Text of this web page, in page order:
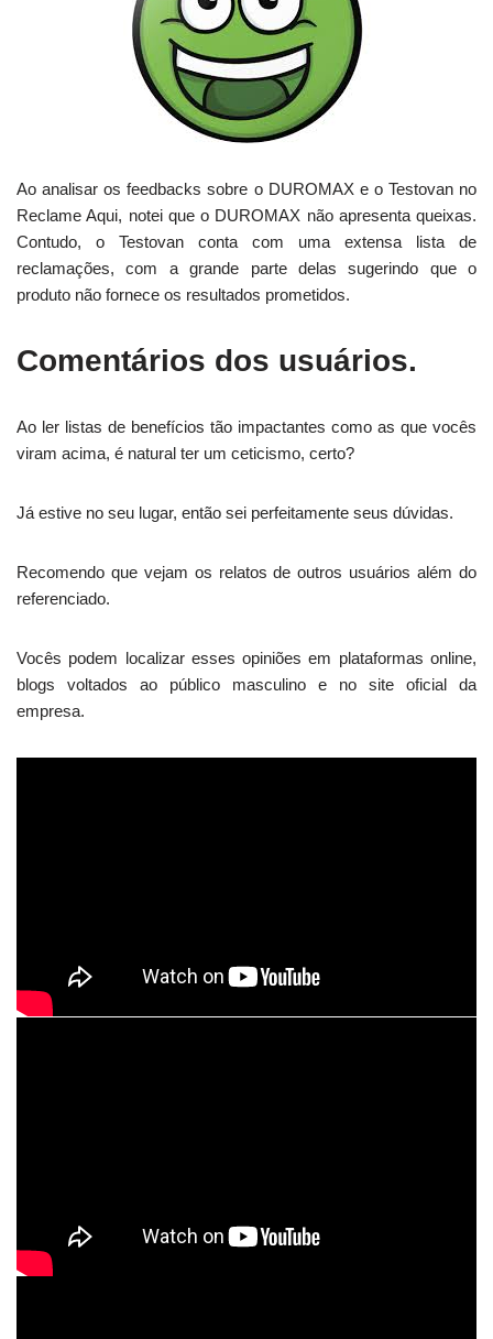
Ao analisar os feedbacks sobre o DUROMAX e o Testovan no
Reclame Aqui, notei que o DUROMAX não apresenta queixas.
Contudo, o Testovan conta com uma extensa lista de
reclamações, com a grande parte delas sugerindo que o
produto não fornece os resultados prometidos.
Comentários dos usuários.
Ao ler listas de benefícios tão impactantes como as que vocês
viram acima, é natural ter um ceticismo, certo?
Já estive no seu lugar, então sei perfeitamente seus dúvidas.
Recomendo que vejam os relatos de outros usuários além do
referenciado.
Vocês podem localizar esses opiniões em plataformas online,
blogs voltados ao público masculino e no site oficial da
empresa.